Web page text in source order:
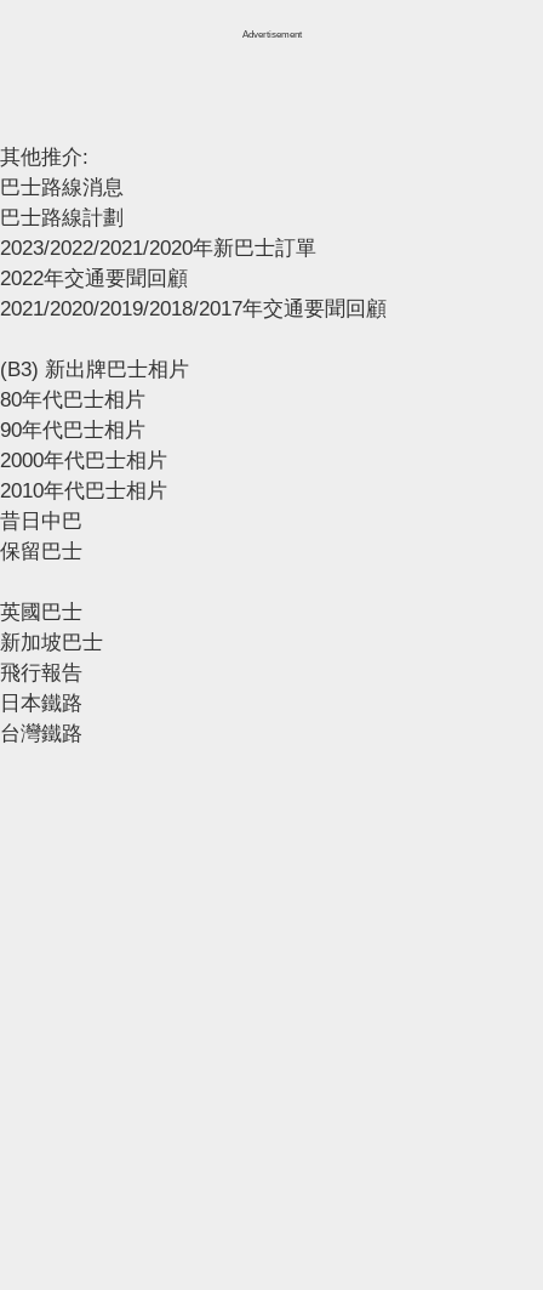
Advertisement
其他推介:
巴士路線消息
巴士路線計劃
2023/2022/2021/2020年新巴士訂單
2022年交通要聞回顧
2021/2020/2019/2018/2017年交通要聞回顧
(B3) 新出牌巴士相片
80年代巴士相片
90年代巴士相片
2000年代巴士相片
2010年代巴士相片
昔日中巴
保留巴士
英國巴士
新加坡巴士
飛行報告
日本鐵路
台灣鐵路